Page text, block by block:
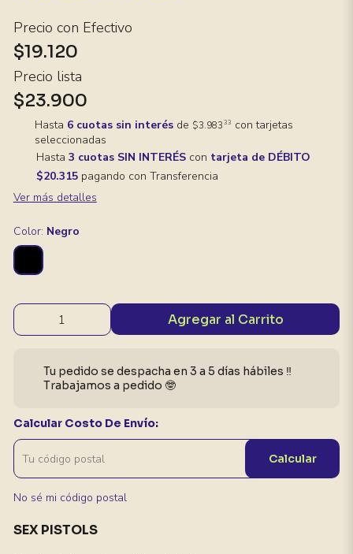
Precio con Efectivo
$19.120
Precio lista
$23.900
Hasta 6 cuotas sin interésde $3.98333 con tarjetas
seleccionadas
Hasta 3 cuotas SIN INTERÉScon tarjeta de DÉBITO
$20.315pagando con Transferencia
Ver más detalles
Color: Negro
Agregar al Carrito
Tu pedido se despacha en 3 a 5 días hábiles ‼️
Trabajamos a pedido 🤓
Calcular Costo De Envío:
Calcular
No sé mi código postal
SEX PISTOLS